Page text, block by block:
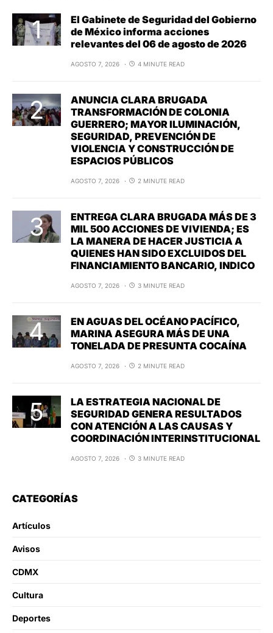
El Gabinete de Seguridad del Gobierno
de México informa acciones
relevantes del 06 de agosto de 2026
AGOSTO 7, 2026 4 MINUTE READ
ANUNCIA CLARA BRUGADA
TRANSFORMACIÓN DE COLONIA
GUERRERO; MAYOR ILUMINACIÓN,
SEGURIDAD, PREVENCIÓN DE
VIOLENCIA Y CONSTRUCCIÓN DE
ESPACIOS PÚBLICOS
AGOSTO 7, 2026 2 MINUTE READ
ENTREGA CLARA BRUGADA MÁS DE 3
MIL 500 ACCIONES DE VIVIENDA; ES
LA MANERA DE HACER JUSTICIA A
QUIENES HAN SIDO EXCLUIDOS DEL
FINANCIAMIENTO BANCARIO, INDICO
AGOSTO 7, 2026 3 MINUTE READ
EN AGUAS DEL OCÉANO PACÍFICO,
MARINA ASEGURA MÁS DE UNA
TONELADA DE PRESUNTA COCAÍNA
AGOSTO 7, 2026 2 MINUTE READ
LA ESTRATEGIA NACIONAL DE
SEGURIDAD GENERA RESULTADOS
CON ATENCIÓN A LAS CAUSAS Y
COORDINACIÓN INTERINSTITUCIONAL
AGOSTO 7, 2026 3 MINUTE READ
CATEGORÍAS
Artículos
Avisos
CDMX
Cultura
Deportes